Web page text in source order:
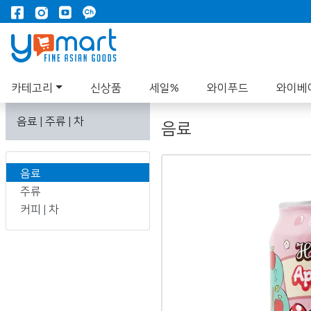
카테고리 신상품 세일% 와이푸드 와이베
음료 | 주류 | 차
음료
주류
커피 | 차
음료